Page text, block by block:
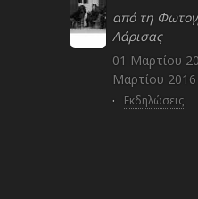
από τη
Λάρισας
01 Μαρτίου
Μαρτίου
· Εκδηλώσεις